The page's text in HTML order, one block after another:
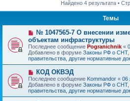
Найдено 4 результата •
Темы
Н
о
в
о
е
с
о
б
щ
е
н
№ 1047565-7 О внесении
объектам инфраструктуры
Последнее сообщение Pogranichnik «
Добавлено в форуме Законы РФ о СНТ,
правительства, другие нормативные
Н
о
в
о
е
КОД ОКВЭД
Последнее сообщение Kommandor « 06
Добавлено в форуме Законы РФ о СНТ,
правительства, другие нормативные